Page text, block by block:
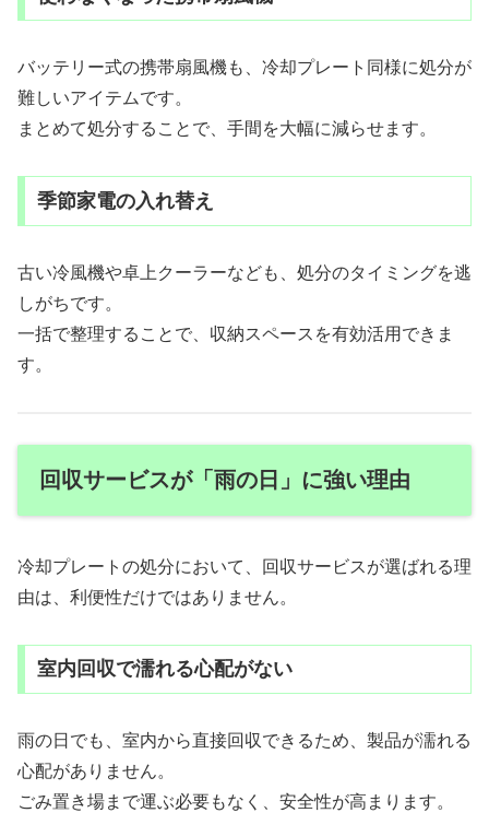
バッテリー式の携帯扇風機も、冷却プレート同様に処分が
難しいアイテムです。
まとめて処分することで、手間を大幅に減らせます。
季節家電の入れ替え
古い冷風機や卓上クーラーなども、処分のタイミングを逃
しがちです。
一括で整理することで、収納スペースを有効活用できま
す。
回収サービスが「雨の日」に強い理由
冷却プレートの処分において、回収サービスが選ばれる理
由は、利便性だけではありません。
室内回収で濡れる心配がない
雨の日でも、室内から直接回収できるため、製品が濡れる
心配がありません。
ごみ置き場まで運ぶ必要もなく、安全性が高まります。